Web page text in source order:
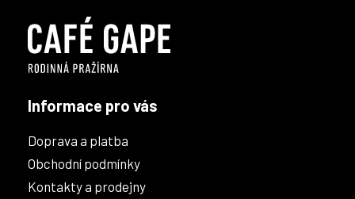
Informace pro vás
Doprava a platba
Obchodní podmínky
Kontakty a prodejny